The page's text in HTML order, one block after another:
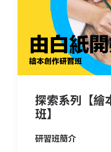
探索系列【繪
班】
研習班簡介